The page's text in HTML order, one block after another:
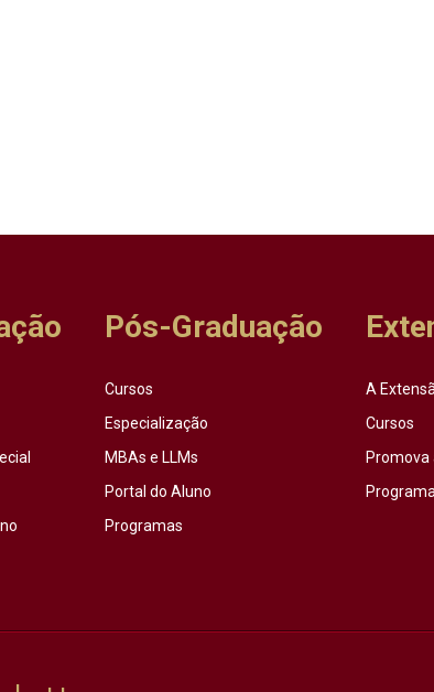
Pós-Graduação
Cursos
Especialização
MBAs e LLMs
Portal do Aluno
Programas
A
Cursos
Promova